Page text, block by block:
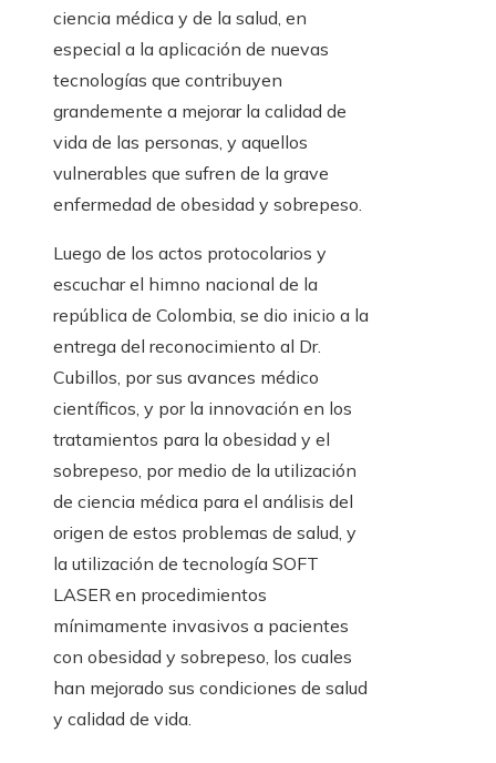
ciencia médica y de la salud, en
especial a la aplicación de nuevas
tecnologías que contribuyen
grandemente a mejorar la calidad de
vida de las personas, y aquellos
vulnerables que sufren de la grave
enfermedad de obesidad y sobrepeso.
Luego de los actos protocolarios y
escuchar el himno nacional de la
república de Colombia, se dio inicio a la
entrega del reconocimiento al Dr.
Cubillos, por sus avances médico
científicos, y por la innovación en los
tratamientos para la obesidad y el
sobrepeso, por medio de la utilización
de ciencia médica para el análisis del
origen de estos problemas de salud, y
la utilización de tecnología SOFT
LASER en procedimientos
mínimamente invasivos a pacientes
con obesidad y sobrepeso, los cuales
han mejorado sus condiciones de salud
y calidad de vida.